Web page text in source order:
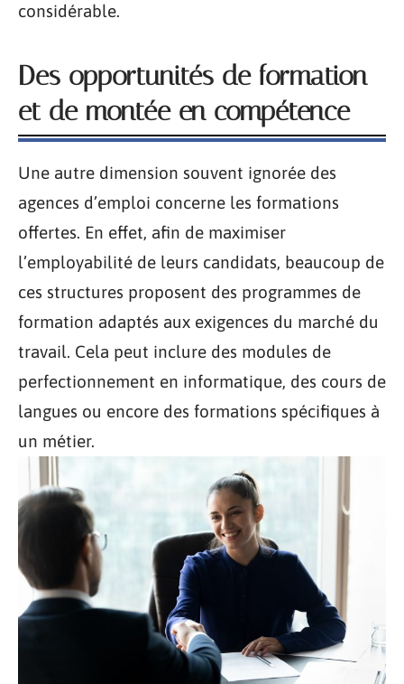
considérable.
Des opportunités de formation
et de montée en compétence
Une autre dimension souvent ignorée des
agences d’emploi concerne les formations
offertes. En effet, afin de maximiser
l’employabilité de leurs candidats, beaucoup de
ces structures proposent des programmes de
formation adaptés aux exigences du marché du
travail. Cela peut inclure des modules de
perfectionnement en informatique, des cours de
langues ou encore des formations spécifiques à
un métier.